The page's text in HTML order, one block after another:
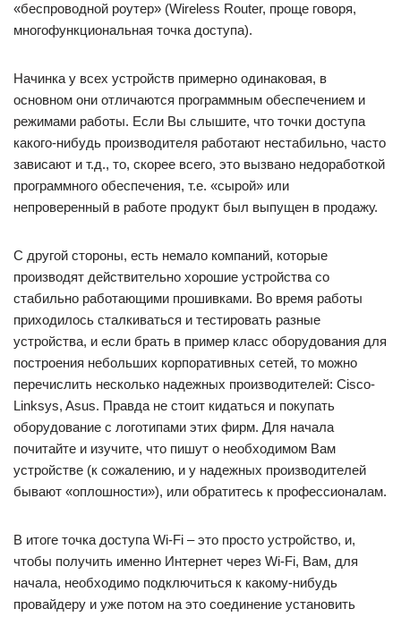
«беспроводной роутер» (Wireless Router, проще говоря,
многофункциональная точка доступа).
Начинка у всех устройств примерно одинаковая, в
основном они отличаются программным обеспечением и
режимами работы. Если Вы слышите, что точки доступа
какого-нибудь производителя работают нестабильно, часто
зависают и т.д., то, скорее всего, это вызвано недоработкой
программного обеспечения, т.е. «сырой» или
непроверенный в работе продукт был выпущен в продажу.
С другой стороны, есть немало компаний, которые
производят действительно хорошие устройства со
стабильно работающими прошивками. Во время работы
приходилось сталкиваться и тестировать разные
устройства, и если брать в пример класс оборудования для
построения небольших корпоративных сетей, то можно
перечислить несколько надежных производителей: Cisco-
Linksys, Asus. Правда не стоит кидаться и покупать
оборудование с логотипами этих фирм. Для начала
почитайте и изучите, что пишут о необходимом Вам
устройстве (к сожалению, и у надежных производителей
бывают «оплошности»), или обратитесь к профессионалам.
В итоге точка доступа Wi-Fi – это просто устройство, и,
чтобы получить именно Интернет через Wi-Fi, Вам, для
начала, необходимо подключиться к какому-нибудь
провайдеру и уже потом на это соединение установить